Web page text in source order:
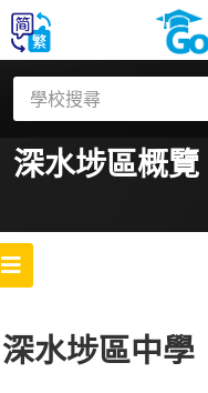
深水埗區概覽
深水埗區中學